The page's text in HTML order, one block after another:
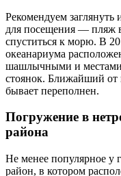
Рекомендуем
для посещения — пляж
спуститься к морю. В
океанариума
шашлычными и местами
стоянок. Ближайший от
бывает переполнен.
Погружение в
района
Не менее популярное у
район, в котором